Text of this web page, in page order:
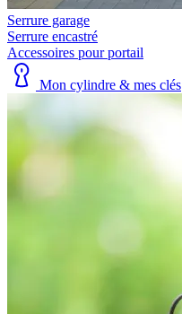
Serrure garage
Serrure encastré
Accessoires pour portail
Mon cylindre & mes clés